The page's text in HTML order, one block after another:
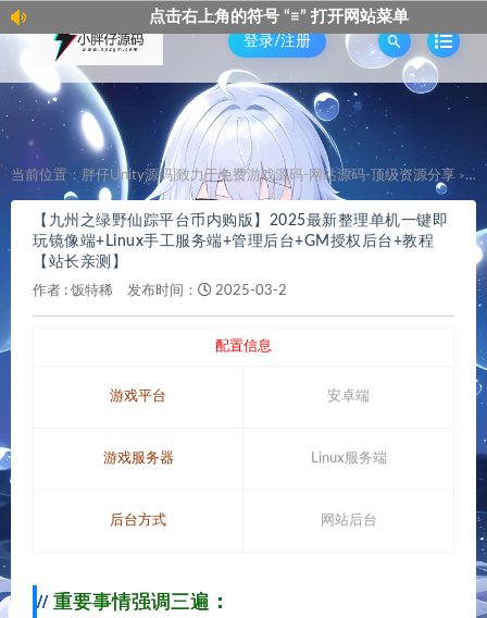
点击右上角的符号 “≡” 打开网站菜单
登录/注册
'; 当前位置： 胖仔Unity源码|致力于免费游戏源码-网站源码-顶级资源分享 > 【
【九州之绿野仙踪平台币内购版】2025最新整理单机一键即
玩镜像端+Linux手工服务端+管理后台+GM授权后台+教程
【站长亲测】
作者 : 饭特稀 发布时间： 2025-03-2
配置信息
游戏平台 安卓端
游戏服务器 Linux服务端
后台方式 网站后台
重要事情强调三遍 ：